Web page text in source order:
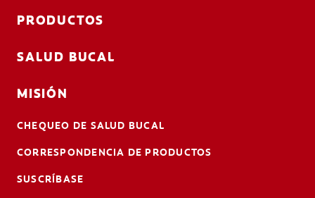
PRODUCTOS
SALUD BUCAL
MISIÓN
CHEQUEO DE SALUD BUCAL
CORRESPONDENCIA DE PRODUCTOS
SUSCRÍBASE